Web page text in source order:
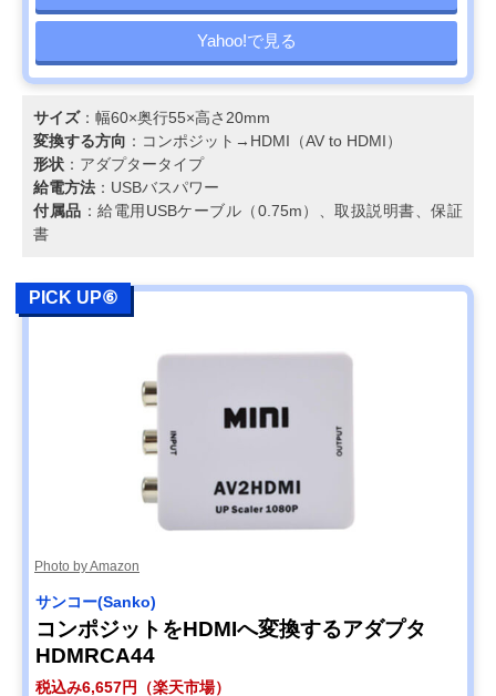
Yahoo!で見る
サイズ：幅60×奥行55×高さ20mm
変換する方向 ：コンポジット→HDMI（AV to HDMI）
形状 ：アダプタータイプ
給電方法 ：USBバスパワー
付属品 ：給電用USBケーブル（0.75m）、取扱説明書、保証
書
PICK UP⑥
Photo by Amazon
サンコー(Sanko)
コンポジットをHDMIへ変換するアダプタ
HDMRCA44
税込み6,657円（楽天市場）